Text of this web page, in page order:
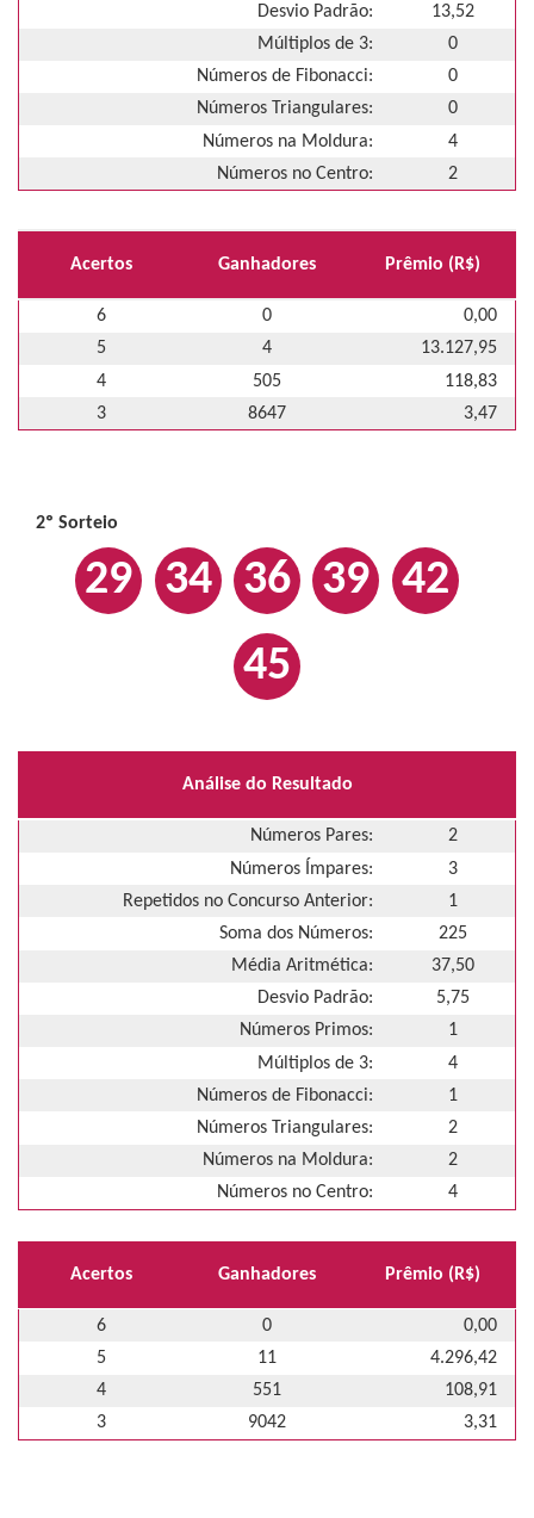
Desvio Padrão:
13,52
Múltiplos de 3:
0
Números de Fibonacci:
0
Números Triangulares:
0
Números na Moldura:
4
Números no Centro:
2
Acertos Ganhadores Prêmio (R$)
6 0
0,00
5
4
13.127,95
4
505
118,83
3
8647 3,47
2º Sorteio
29 34 36 39
42
45
Análise do Resultado
Números Pares:
2
Números Ímpares:
3
Repetidos no Concurso Anterior:
1
Soma dos Números:
225
Média Aritmética:
37,50
Desvio Padrão:
5,75
Números Primos:
1
Múltiplos de 3:
4
Números de Fibonacci:
1
Números Triangulares:
2
Números na Moldura:
2
Números no Centro:
4
Acertos Ganhadores Prêmio (R$)
6 0
0,00
5
11
4.296,42
4
551
108,91
3
9042 3,31